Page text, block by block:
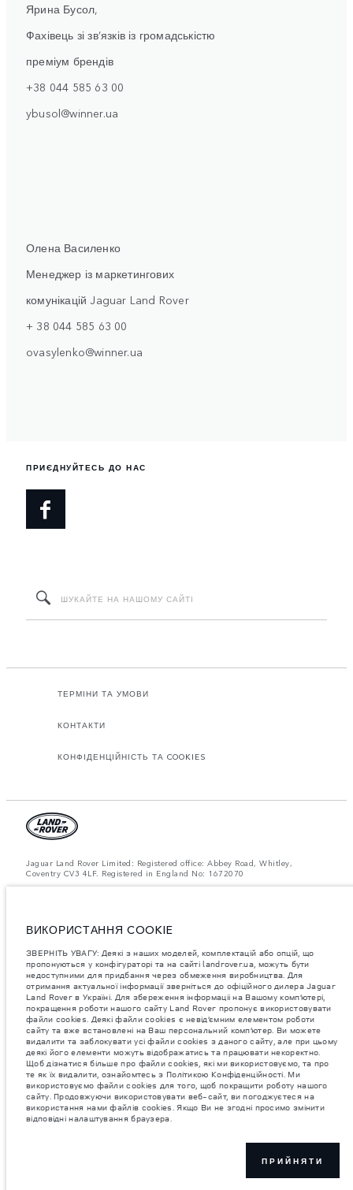
Ярина Бусол,
Фахівець зі зв’язків із громадськістю
преміум брендів
+38 044 585 63 00
ybusol@winner.ua
Олена Василенко
Менеджер із маркетингових
комунікацій Jaguar Land Rover
+ 38 044 585 63 00
ovasylenko@winner.ua
ПРИЄДНУЙТЕСЬ ДО НАС
ТЕРМІНИ ТА УМОВИ
КОНТАКТИ
КОНФІДЕНЦІЙНІСТЬ ТА COOKIES
Jaguar Land Rover Limited: Registered office: Abbey Road, Whitley,
Coventry CV3 4LF. Registered in England No: 1672070
отримання актуальної інформації зверніться до офіційного дилера
Jaguar Land Rover в Україні.
Важливе зауваження щодо зображень та специфікацій.Глобальний
дефіцит напівпровідників наразі впливає на специфікації збірки,
доступність опцій і терміни виготовлення автомобілів. Це дуже
динамічна ситуація, і, як наслідок, зображення, які зараз
використовуються на вебсайті, можуть не повністю відображати
поточні специфікації, опції, варіанти оздоблення та кольорові рішення.
Будь ласка, зв'яжіться з офіційним дилером для отримання детальної
інформації.
Jaguar Land Rover Limited постійно шукає шляхи поліпшити технічні
характеристики, дизайн і виробництво своїх автомобілів, деталей та
аксесуарів, зміни відбуваються постійно, і ми залишаємо за собою
право вносити зміни без попереднього повідомлення. Деякі функції
можуть відрізнятися від додаткових до стандартних для різних років
моделі. Інформація, технічні характеристики, двигуни і кольори на
цьому веб-сайті базуються на європейській специфікації і можуть
відрізнятися від ринку до ринку і можуть бути змінені без попереднього
зв'яжіться з офіційним дилером, щоб дізнатися про наявність і
ВИКОРИСТАННЯ COOKIE
ЗВЕРНІТЬ УВАГУ: Деякі з наших моделей, комплектацій або опцій, що
пропонуються у конфігураторі та на сайті landrover.ua, можуть бути
недоступними для придбання через обмеження виробництва. Для
отримання актуальної інформації зверніться до офіційного дилера Jaguar
Land Rover в Україні. Для збереження інформаціі на Вашому комп’ютері,
покращення роботи нашого сайту Land Rover пропонує використовувати
файли cookies. Деякі файли cookies є невід’ємним елементом роботи
сайту та вже встановлені на Ваш персональний комп’ютер. Ви можете
видалити та заблокувати усі файли cookies з даного сайту, але при цьому
деякі його елементи можуть відображатись та працювати некоректно.
Щоб дізнатися більше про файли cookies, які ми використовуємо, та про
те як їх видалити, ознайомтесь з Політикою Конфіденційності. Ми
використовуємо файли cookies для того, щоб покращити роботу нашого
сайту. Продовжуючи використовувати веб-сайт, ви погоджуєтеся на
використання нами файлів cookies. Якщо Ви не згодні просимо змінити
відповідні налаштування браузера.
ПРИЙНЯТИ